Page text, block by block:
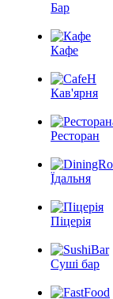
Бар
Кафе
Кав'ярня
Ресторан
Їдальня
Піцерія
Суші бар